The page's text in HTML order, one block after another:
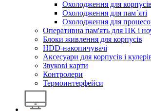
Охолодження для корпусів
Охолодження для пам`яті
Охолодження для
Оперативна пам'ять для ПК і
Блоки живлення для корпусів
HDD-накопичувачі
Аксесуари для корпусів і
Звукові карти
Контролери
Термоинтерфейси